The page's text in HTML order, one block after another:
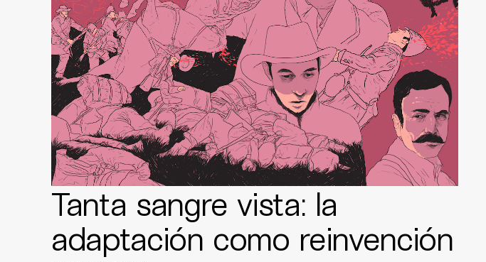
Tanta sangre vista: la
adaptación como reinvención